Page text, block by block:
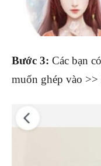
Bước 3: Các bạn
muốn ghép vào